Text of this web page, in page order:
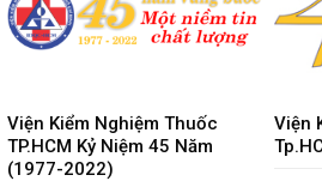
Viện Kiểm Nghiệm Thuốc
TP.HCM Kỷ Niệm 45 Năm
(1977-2022)
Viện